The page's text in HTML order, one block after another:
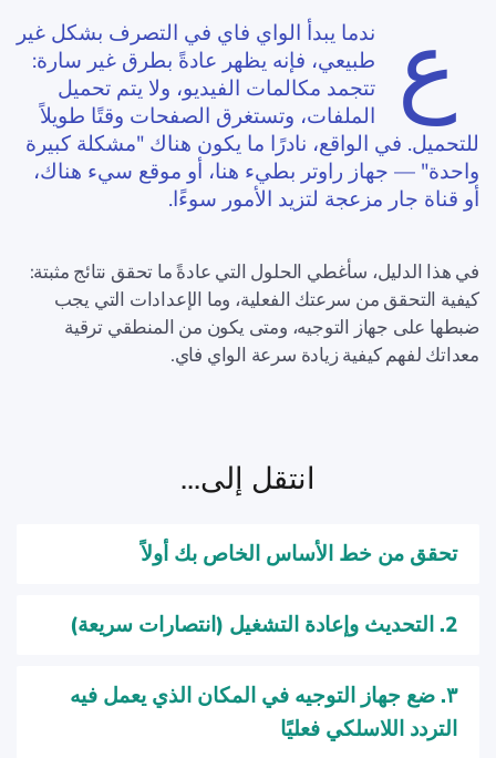
ع
ندما يبدأ الواي فاي في التصرف بشكل غير
طبيعي، فإنه يظهر عادةً بطرق غير سارة:
تتجمد مكالمات الفيديو، ولا يتم تحميل
الملفات، وتستغرق الصفحات وقتًا طويلاً
للتحميل. في الواقع، نادرًا ما يكون هناك "مشكلة كبيرة
واحدة" — جهاز راوتر بطيء هنا، أو موقع سيء هناك،
أو قناة جار مزعجة لتزيد الأمور سوءًا.
في هذا الدليل، سأغطي الحلول التي عادةً ما تحقق نتائج مثبتة:
كيفية التحقق من سرعتك الفعلية، وما الإعدادات التي يجب
ضبطها على جهاز التوجيه، ومتى يكون من المنطقي ترقية
معداتك لفهم كيفية زيادة سرعة الواي فاي.
انتقل إلى...
تحقق من خط الأساس الخاص بك أولاً
2. التحديث وإعادة التشغيل (انتصارات سريعة)
٣. ضع جهاز التوجيه في المكان الذي يعمل فيه
التردد اللاسلكي فعليًا